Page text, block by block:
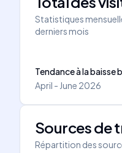
Statistiques
derniers mois
Tendance à la baisse
April - June 2026
Sources de
Répartition des